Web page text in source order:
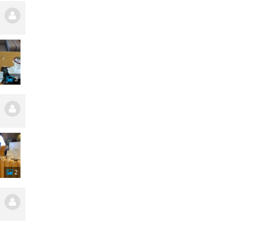
3
2